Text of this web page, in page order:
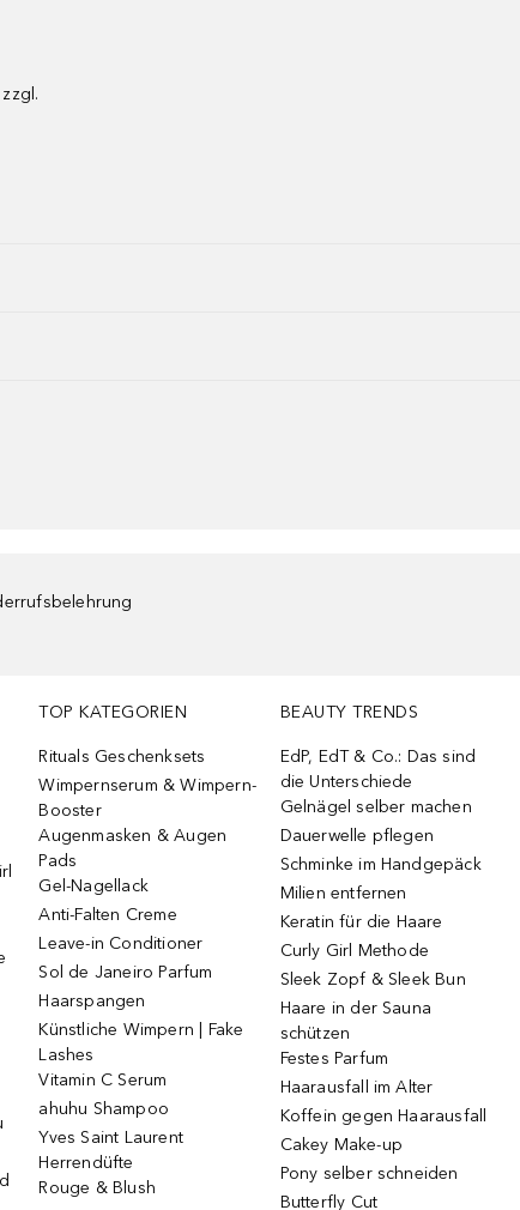
TOP KATEGORIEN
Rituals Geschenksets
Wimpernserum & Wimpern-
Booster
Augenmasken & Augen
Pads
Gel-Nagellack
Anti-Falten Creme
Leave-in Conditioner
Sol de Janeiro Parfum
Haarspangen
Künstliche Wimpern | Fake
Lashes
Vitamin C Serum
ahuhu Shampoo
Yves Saint Laurent
Herrendüfte
Rouge & Blush
BEAUTY TRENDS
EdP, EdT & Co.: Das sind
die Unterschiede
Gelnägel selber machen
Dauerwelle pflegen
Schminke im Handgepäck
Milien entfernen
Keratin für die Haare
Curly Girl Methode
Sleek Zopf & Sleek Bun
Haare in der Sauna
schützen
Festes Parfum
Haarausfall im Alter
Koffein gegen Haarausfall
Cakey Make-up
Pony selber schneiden
Butterfly Cut